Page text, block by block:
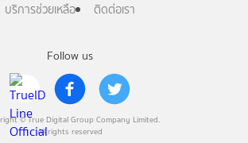
Follow us
© True Digital Group Company Limited.
All rights reserved
บริการช่วยเหลือ
ติดต่อเรา